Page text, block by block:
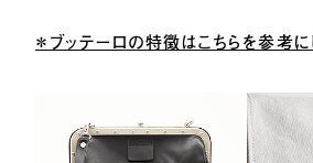
＊ブッテーロの特徴はこちらを参考に